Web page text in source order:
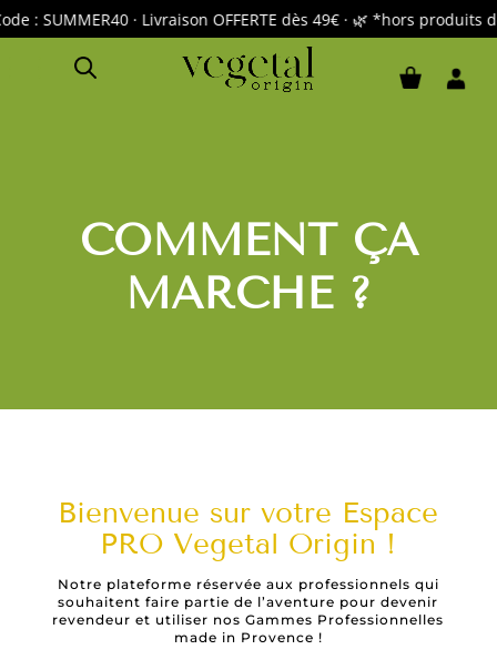
· Livraison OFFERTE dès 49€ · 🌿 *hors produits
COMMENT ÇA
MARCHE ?
Bienvenue sur votre Espace
PRO Vegetal Origin !
Notre plateforme réservée aux professionnels qui
souhaitent faire partie de l’aventure pour devenir
revendeur et utiliser nos Gammes Professionnelles
made in Provence !